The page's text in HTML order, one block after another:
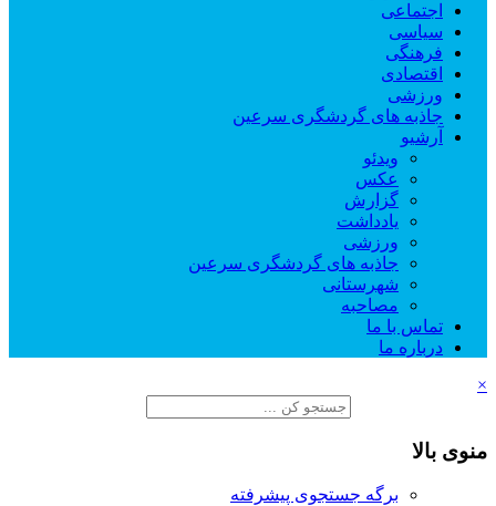
اجتماعی
سیاسی
فرهنگی
اقتصادی
ورزشی
جاذبه های گردشگری سرعین
آرشیو
ویدئو
عکس
گزارش
یادداشت
ورزشی
جاذبه های گردشگری سرعین
شهرستانی
مصاحبه
تماس با ما
درباره ما
×
منوی بالا
برگه جستجوی پیشرفته